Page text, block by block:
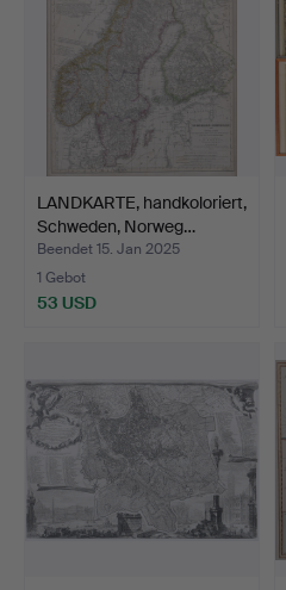
LANDKARTE, handkoloriert,
Schweden, Norweg…
Beendet 15. Jan 2025
1 Gebot
53 USD